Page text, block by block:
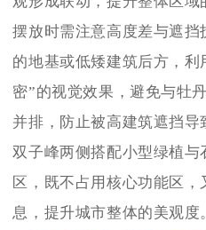
摆放时需注意高度差与遮
的地基或低矮建筑后方，利
密”的视觉效果，避免与牡
并排，防止被高建筑遮挡
双子峰两侧搭配小型绿植
区，既不占用核心功能区
息，提升城市整体的美观度